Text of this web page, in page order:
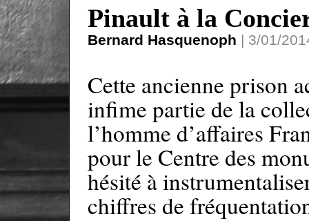
Pinault à la
Bernard Hasquenoph | 3/01/
Cette ancienne prison
infime partie de la
l’homme d’affaires
pour le Centre des
hésité à
chiffres de